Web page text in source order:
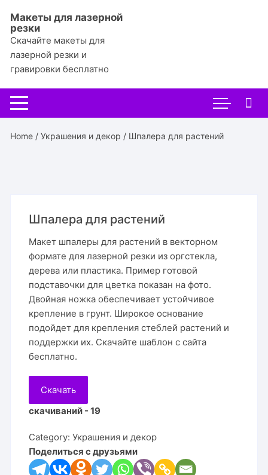
содержимому
Макеты для лазерной
резки
Скачайте макеты для
лазерной резки и
гравировки бесплатно
Home /Украшения и декор / Шпалера для растений
Шпалера для растений
Макет шпалеры для растений в векторном
формате для лазерной резки из оргстекла,
дерева или пластика. Пример готовой
подставочки для цветка показан на фото.
Двойная ножка обеспечивает устойчивое
крепление в грунт. Широкое основание
подойдет для крепления стеблей растений и
поддержки их. Скачайте шаблон с сайта
бесплатно.
Скачать
скачиваний - 19
Category:Украшения и декор
Поделиться с друзьями